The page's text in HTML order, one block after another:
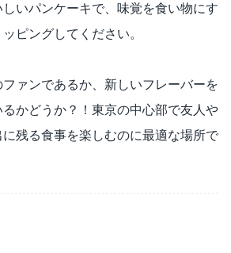
いパンケーキで、味覚を食い物にす
ピングしてください。
ァンであるか、新しいフレーバーを
かどうか？！東京の中心部で友人や
残る食事を楽しむのに最適な場所で